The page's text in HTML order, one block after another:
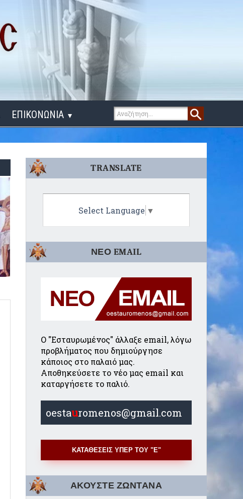
ΕΠΙΚΟΝΩΝΙΑ ▼
TRANSLATE
Select Language ▼
ΝΕΟ EMAIL
Ο "Εσταυρωμένος" άλλαξε email, λόγω
προβλήματος που δημιούργησε
κάποιος στο παλαιό μας.
Αποθηκεύσετε το νέο μας email και
καταργήσετε το παλιό.
oestauromenos@gmail.com
ΚΑΤΑΘΕΣΕΙΣ ΥΠΕΡ ΤΟΥ "Ε"
ΑΚΟΥΣΤΕ ΖΩΝΤΑΝΑ